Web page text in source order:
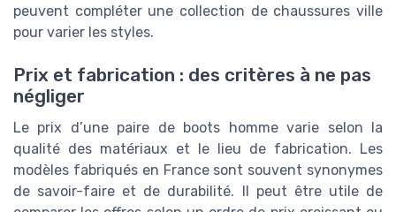
peuvent compléter une collection de chaussures ville
pour varier les styles.
Prix et fabrication : des critères à ne pas
négliger
Le prix d’une paire de boots homme varie selon la
qualité des matériaux et le lieu de fabrication. Les
modèles fabriqués en France sont souvent synonymes
de savoir-faire et de durabilité. Il peut être utile de